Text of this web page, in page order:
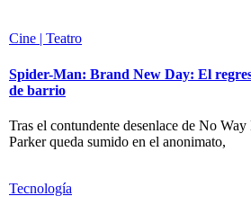
Cine | Teatro
Spider-Man: Brand New Day: El
de barrio
Tras el contundente desenlace de No
Parker queda sumido en el anonimato,
Tecnología